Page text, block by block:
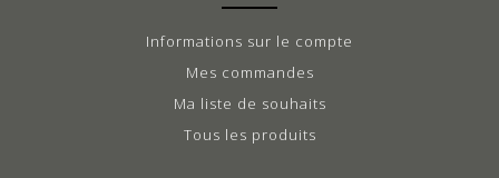
Informations sur le compte
Mes commandes
Ma liste de souhaits
Tous les produits